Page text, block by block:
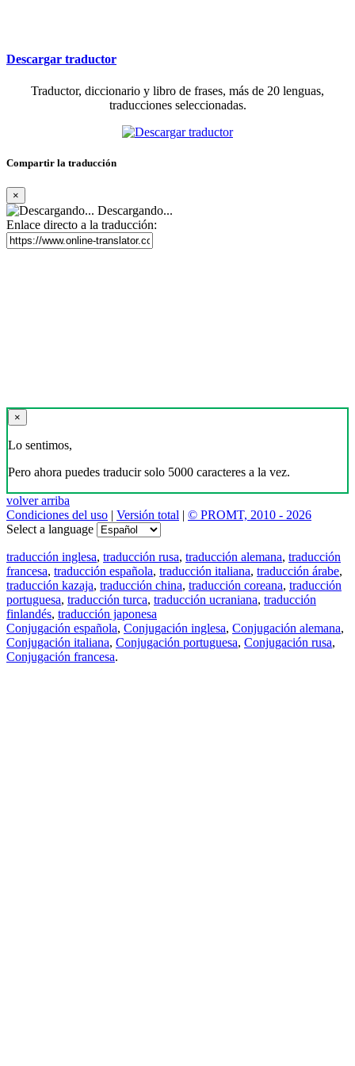
Descargar traductor
Traductor, diccionario y libro de frases, más de 20 lenguas,
traducciones seleccionadas.
Compartir la traducción
×
Descargando...
Enlace directo a la traducción:
×
Lo sentimos,
Pero ahora puedes traducir solo 5000 caracteres a la vez.
volver arriba
Condiciones del uso | Versión total | © PROMT, 2010 - 2026
Select a language
traducción inglesa, traducción rusa, traducción alemana, traducción
francesa, traducción española, traducción italiana, traducción árabe,
traducción kazaja, traducción china, traducción coreana, traducción
portuguesa, traducción turca, traducción ucraniana, traducción
finlandés, traducción japonesa
Conjugación española, Conjugación inglesa, Conjugación alemana,
Conjugación italiana, Conjugación portuguesa, Conjugación rusa,
Conjugación francesa.